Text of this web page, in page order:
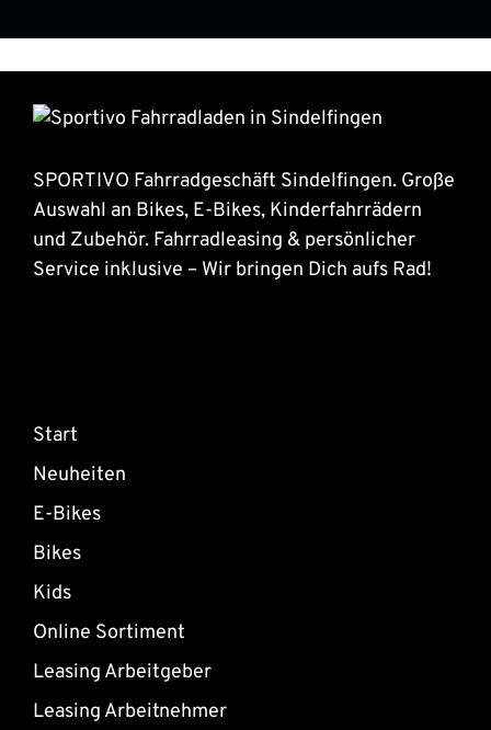
SPORTIVO Fahrradgeschäft Sindelfingen. Große
Auswahl an Bikes, E-Bikes, Kinderfahrrädern
und Zubehör. Fahrradleasing & persönlicher
Service inklusive – Wir bringen Dich aufs Rad!
Start
Neuheiten
E-Bikes
Bikes
Kids
Online Sortiment
Leasing Arbeitgeber
Leasing Arbeitnehmer